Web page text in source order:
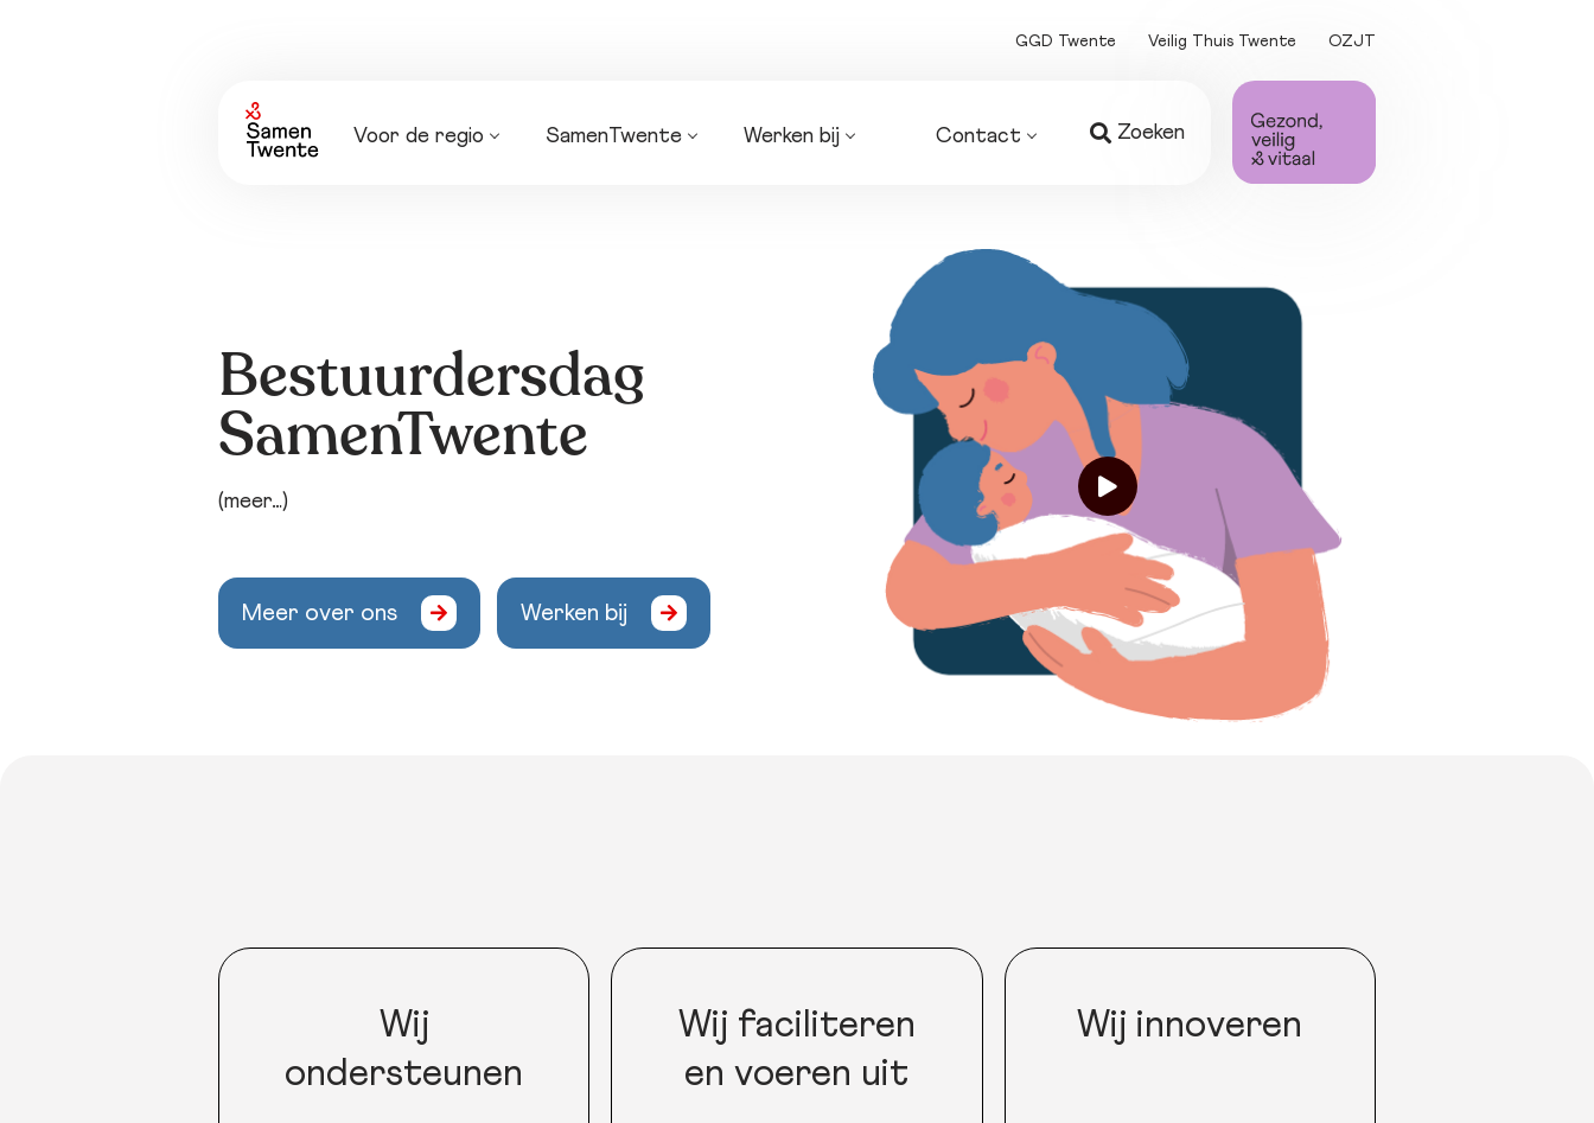
GGD Twente Veilig Thuis Twente OZJT
Voor de regio SamenTwente
SamenTwente
Planning &
control-
producten
Werken bij Contact
Factuur indienen
Bezwaarschriften
Zoeken
Bestuurdersdag
SamenTwente
(meer…)
Meer over ons Werken bij
Wij
ondersteunen
Wij faciliteren
en voeren uit
Wij innoveren